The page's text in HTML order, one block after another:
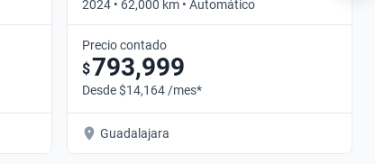
2024 • 62,000 km • Automático
Precio contado
$793,999
Desde $14,164 /mes*
Guadalajara